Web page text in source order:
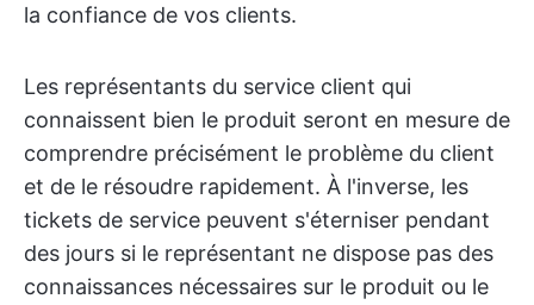
la confiance de vos clients.
Les représentants du service client qui
connaissent bien le produit seront en mesure de
comprendre précisément le problème du client
et de le résoudre rapidement. À l'inverse, les
tickets de service peuvent s'éterniser pendant
des jours si le représentant ne dispose pas des
connaissances nécessaires sur le produit ou le